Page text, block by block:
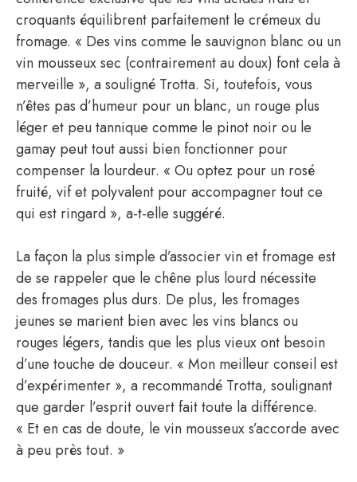
croquants équilibrent parfaitement le crémeux du
fromage. « Des vins comme le sauvignon blanc ou un
vin mousseux sec (contrairement au doux) font cela à
merveille », a souligné Trotta. Si, toutefois, vous
n’êtes pas d’humeur pour un blanc, un rouge plus
léger et peu tannique comme le pinot noir ou le
gamay peut tout aussi bien fonctionner pour
compenser la lourdeur. « Ou optez pour un rosé
fruité, vif et polyvalent pour accompagner tout ce
qui est ringard », a-t-elle suggéré.
La façon la plus simple d’associer vin et fromage est
de se rappeler que le chêne plus lourd nécessite
des fromages plus durs. De plus, les fromages
jeunes se marient bien avec les vins blancs ou
rouges légers, tandis que les plus vieux ont besoin
d’une touche de douceur. « Mon meilleur conseil est
d’expérimenter », a recommandé Trotta, soulignant
que garder l’esprit ouvert fait toute la différence.
« Et en cas de doute, le vin mousseux s’accorde avec
à peu près tout. »